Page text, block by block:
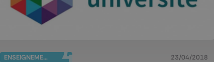
ENSEIGNEMENT 23/04/2018